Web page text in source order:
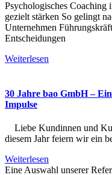
Psychologisches Coaching
gezielt stärken So gelingt
Unternehmen
Entscheidungen
Weiterlesen
30 Jahre bao GmbH –
Impulse
Liebe Kundinnen und
diesem Jahr feiern wir ein
Weiterlesen
Eine Auswahl unserer